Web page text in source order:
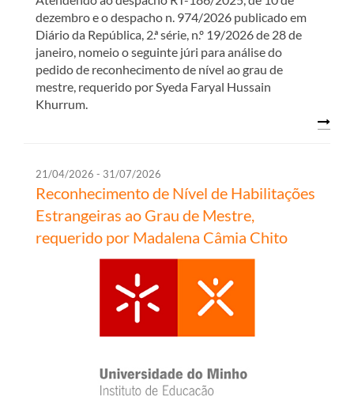
dezembro e o despacho n. 974/2026 publicado em
Diário da República, 2.ª série, n.º 19/2026 de 28 de
janeiro, nomeio o seguinte júri para análise do
pedido de reconhecimento de nível ao grau de
mestre, requerido por Syeda Faryal Hussain
Khurrum.
21/04/2026 - 31/07/2026
Reconhecimento de Nível de Habilitações
Estrangeiras ao Grau de Mestre,
requerido por Madalena Câmia Chito